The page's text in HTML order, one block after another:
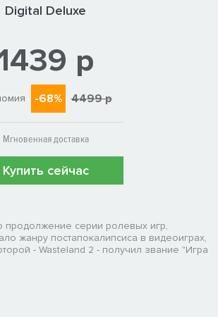
Digital Deluxe
р
-68% 4499 р
Мгновенная доставка
Купить сейчас
продолжение серии ролевых игр,
жанру постапокалипсиса в видеоиграх,
- Wasteland 2 - получил звание "Игра